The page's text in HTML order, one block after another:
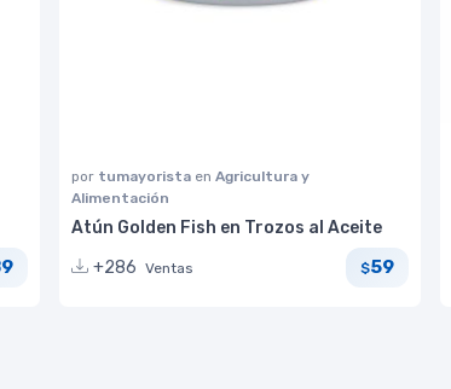
por tumayorista en Agricultura y
Alimentación
Atún Golden Fish en Trozos al Aceite
+286 Ventas $59